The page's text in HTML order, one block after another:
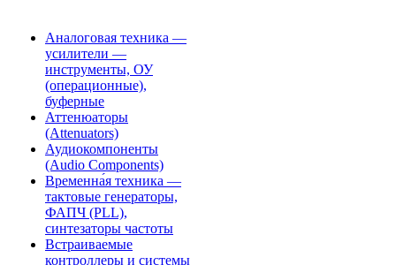
Аналоговая техника —
усилители —
инструменты, ОУ
(операционные),
буферные
Аттенюаторы
(Attenuators)
Аудиокомпоненты
(Audio Components)
Временна́я техника —
тактовые генераторы,
ФАПЧ (PLL),
синтезаторы частоты
Встраиваемые
контроллеры и системы